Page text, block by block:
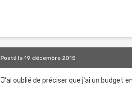
Postéle 19 décembre 2015
J'ai oublié de préciser que j'ai un budget